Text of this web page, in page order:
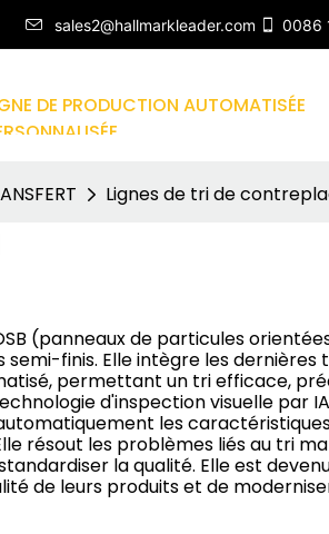
sales2@hallmarkleader.com 0086
DE PRODUCTION AUTOMATISÉE
Lignes de tri de
(panneaux de particules
finis. Elle intègre les
permettant un tri efficace,
d'inspection visuelle par
les
résout les problèmes liés au tri
la qualité. Elle est
de leurs produits et de